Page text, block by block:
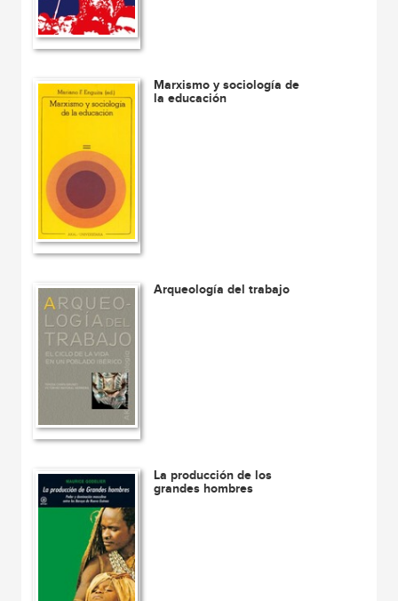
Marxismo y sociología de
la educación
Arqueología del trabajo
La producción de los
grandes hombres